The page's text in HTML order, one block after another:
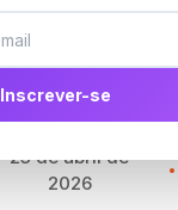
23 de abril de
2026
Inscrever-se